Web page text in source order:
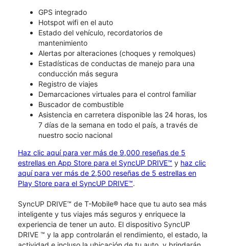
GPS integrado
Hotspot wifi en el auto
Estado del vehículo, recordatorios de
mantenimiento
Alertas por alteraciones (choques y remolques)
Estadísticas de conductas de manejo para una
conducción más segura
Registro de viajes
Demarcaciones virtuales para el control familiar
Buscador de combustible
Asistencia en carretera disponible las 24 horas, los
7 días de la semana en todo el país, a través de
nuestro socio nacional
Haz clic aquí para ver más de 9,000 reseñas de 5
estrellas en App Store para el SyncUP DRIVE™ y haz clic
aquí para ver más de 2,500 reseñas de 5 estrellas en
Play Store para el SyncUP DRIVE™.
SyncUP DRIVE™ de T-Mobile® hace que tu auto sea más
inteligente y tus viajes más seguros y enriquece la
experiencia de tener un auto. El dispositivo SyncUP
DRIVE ™ y la app controlarán el rendimiento, el estado, la